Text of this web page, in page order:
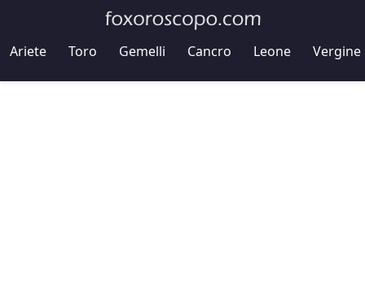
Ariete Toro Gemelli Cancro Leone Vergine